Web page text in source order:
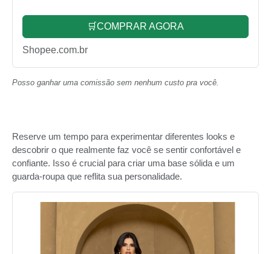
🛒COMPRAR AGORA
Shopee.com.br
Posso ganhar uma comissão sem nenhum custo pra você.
Reserve um tempo para experimentar diferentes looks e
descobrir o que realmente faz você se sentir confortável e
confiante. Isso é crucial para criar uma base sólida e um
guarda-roupa que reflita sua personalidade.